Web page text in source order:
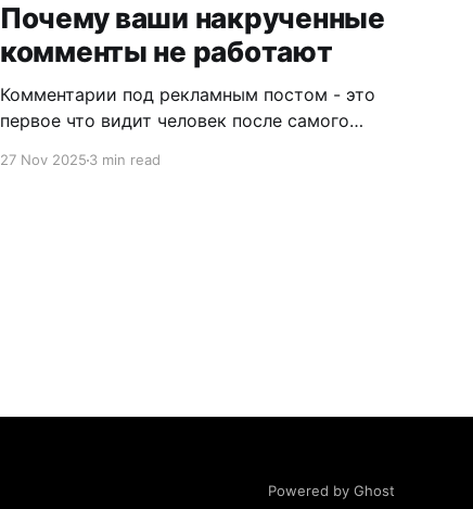
Почему ваши накрученные
комменты не работают
Комментарии под рекламным постом - это
первое что видит человек после самого
27 Nov 20253 min read
Powered by Ghost